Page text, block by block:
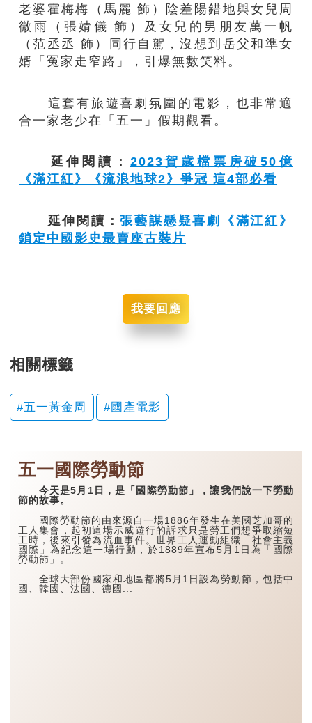
老婆霍梅梅（馬麗 飾）陰差陽錯地與女兒周
微雨（張婧儀 飾）及女兒的男朋友萬一帆
（范丞丞 飾）同行自駕，沒想到岳父和準女
婿「冤家走窄路」，引爆無數笑料。
這套有旅遊喜劇氛圍的電影，也非常適
合一家老少在「五一」假期觀看。
延伸閱讀： 2023賀歲檔票房破50億
《滿江紅》《流浪地球2》爭冠 這4部必看
延伸閱讀：張藝謀懸疑喜劇《滿江紅》
鎖定中國影史最賣座古裝片
我要回應
相關標籤
五一黃金周 國產電影
五一國際勞動節
今天是5月1日，是「國際勞動節」，讓我們說一下勞動
節的故事。
國際勞動節的由來源自一場1886年發生在美國芝加哥的
工人集會，起初這場示威遊行的訴求只是勞工們想爭取縮短
工時，後來引發為流血事件。世界工人運動組織「社會主義
國際」為紀念這一場行動，於1889年宣布5月1日為「國際
勞動節」。
全球大部份國家和地區都將5月1日設為勞動節，包括中
國、韓國、法國、德國...